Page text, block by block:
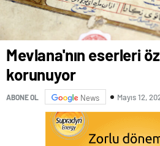
Mevlana'nın eserleri
korunuyor
ABONE OL News Mayıs 12,